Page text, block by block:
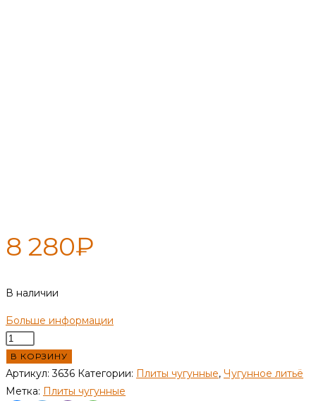
8 280₽
В наличии
Больше информации
Количество
товара
Плита
цельная
В КОРЗИНУ
Артикул:3636 Категории: Плиты чугунные, Чугунное литьё
Метка: Плиты чугунные